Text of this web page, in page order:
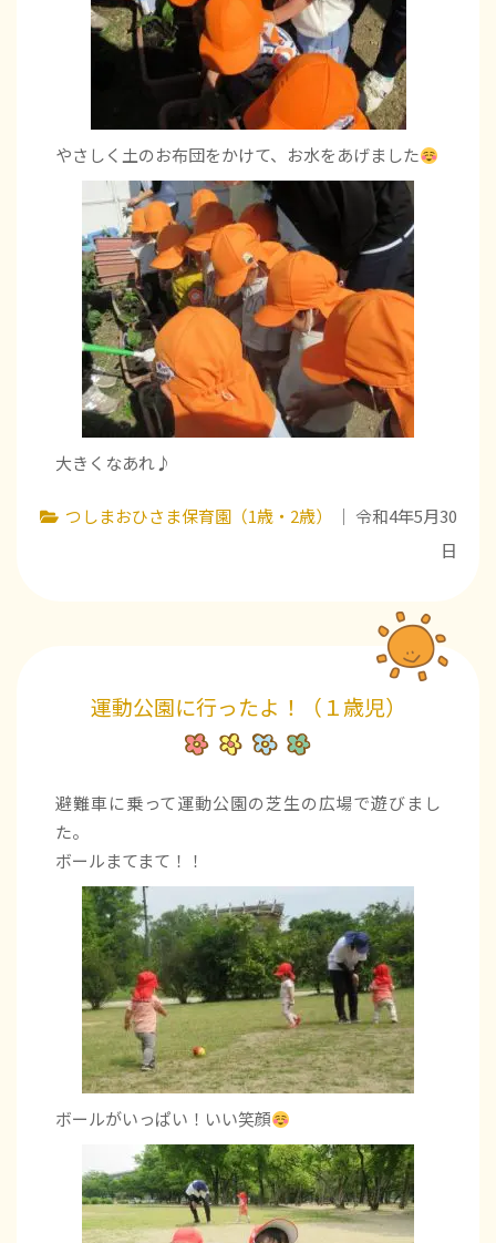
やさしく土のお布団をかけて、お水をあげました
大きくなあれ♪
つしまおひさま保育園（1歳・2歳）
｜ 令和4年5月30
日
運動公園に行ったよ！（１歳児）
避難車に乗って運動公園の芝生の広場で遊びまし
た。
ボールまてまて！！
ボールがいっぱい！いい笑顔